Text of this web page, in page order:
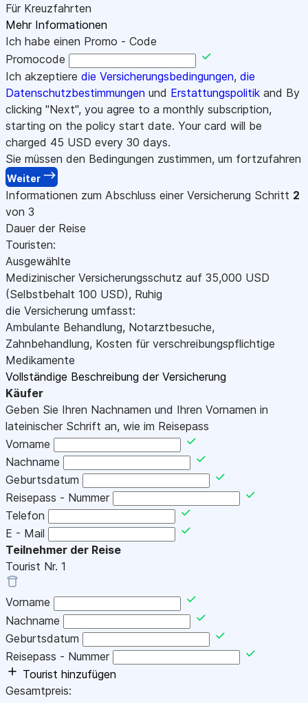
Für Kreuzfahrten
Mehr Informationen
Ich habe einen Promo - Code
Promocode
Ich akzeptiere die Versicherungsbedingungen, die
Datenschutzbestimmungen und Erstattungspolitik and By
clicking "Next", you agree to a monthly subscription,
starting on the policy start date. Your card will be
charged 45 USD every 30 days.
Sie müssen den Bedingungen zustimmen, um fortzufahren
Weiter
Informationen zum Abschluss einer Versicherung Schritt 2
von 3
Dauer der Reise
Touristen:
Ausgewählte
Medizinischer Versicherungsschutz auf 35,000 USD
(Selbstbehalt 100 USD), Ruhig
die Versicherung umfasst:
Ambulante Behandlung, Notarztbesuche,
Zahnbehandlung, Kosten für verschreibungspflichtige
Medikamente
Vollständige Beschreibung der Versicherung
Käufer
Geben Sie Ihren Nachnamen und Ihren Vornamen in
lateinischer Schrift an, wie im Reisepass
Vorname
Nachname
Geburtsdatum
Reisepass - Nummer
Telefon
E - Mail
Teilnehmer der Reise
Tourist Nr. 1
Vorname
Nachname
Geburtsdatum
Reisepass - Nummer
Tourist hinzufügen
Gesamtpreis: